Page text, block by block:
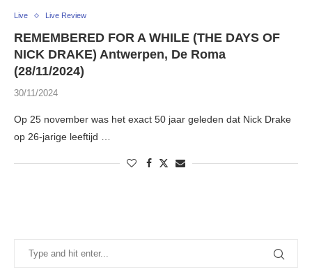
Live Live Review
REMEMBERED FOR A WHILE (THE DAYS OF
NICK DRAKE) Antwerpen, De Roma
(28/11/2024)
30/11/2024
Op 25 november was het exact 50 jaar geleden dat Nick Drake
op 26-jarige leeftijd …